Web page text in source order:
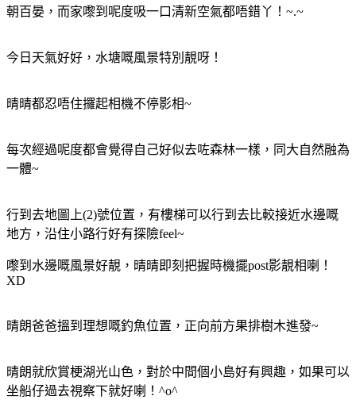
朝百晏，而家嚟到呢度吸一口清新空氣都唔錯丫！~.~
今日天氣好好，水塘嘅風景特別靚呀！
晴晴都忍唔住攞起相機不停影相~
每次經過呢度都會覺得自己好似去咗森林一樣，同大自然融為
一體~
行到去地圖上(2)號位置，有樓梯可以行到去比較接近水邊嘅
地方，沿住小路行好有探險feel~
嚟到水邊嘅風景好靚，晴晴即刻把握時機擺post影靚相喇！
XD
晴朗爸爸搵到理想嘅釣魚位置，正向前方果排樹木進發~
晴朗就欣賞梗湖光山色，對於中間個小島好有興趣，如果可以
坐船仔過去視察下就好喇！^o^